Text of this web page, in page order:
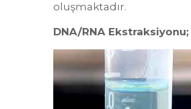
oluşmaktadır.
DNA/RNA Ekstraksiyonu;